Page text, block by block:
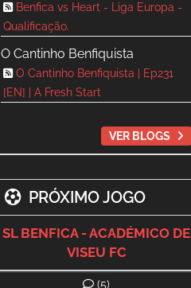
Benfica vs Heart - Liga Europa -
Qualificação.
O Cantinho Benfiquista
O Cantinho Benfiquista | Ep231
[EN] | A Fresh Start
VER BLOGS
PRÓXIMO JOGO
SL BENFICA - ACADÉMICO DE
VISEU FC
(5)